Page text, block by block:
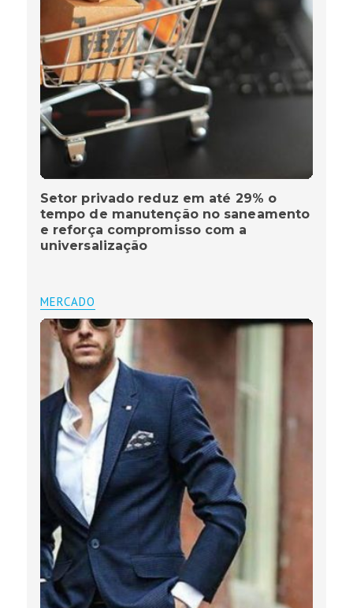
Setor privado reduz em até 29% o
tempo de manutenção no saneamento
e reforça compromisso com a
universalização
MERCADO